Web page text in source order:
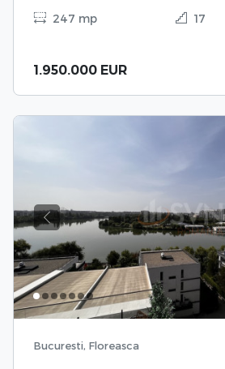
247 mp 17
1.950.000 EUR
Previous
Bucuresti, Floreasca